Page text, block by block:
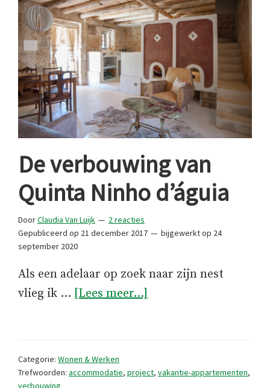
De verbouwing van
Quinta Ninho d’águia
DoorClaudia Van Luijk
2 reacties
Gepubliceerd op 21 december 2017 bijgewerkt op 24
september 2020
Als een adelaar op zoek naar zijn nest
vlieg ik … [Lees meer...]
Ninho
Categorie: Wonen & Werken
Trefwoorden: accommodatie, project, vakantie-appartementen,
verbouwing